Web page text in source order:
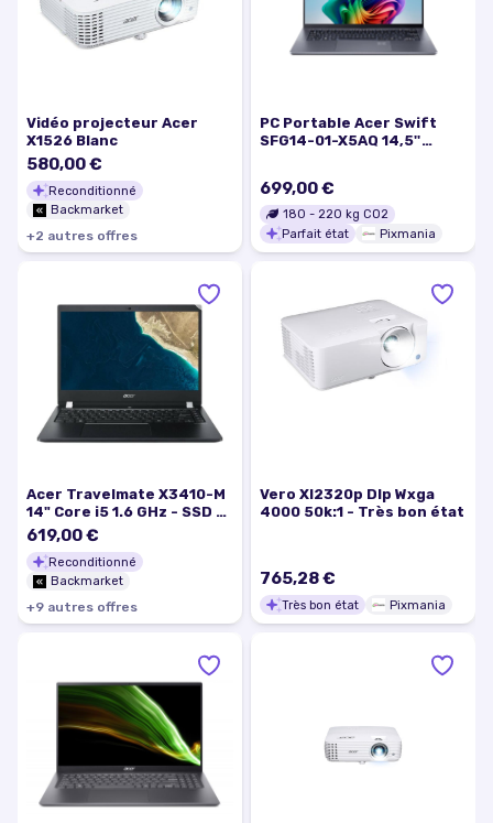
Vidéo projecteur Acer
X1526 Blanc
580,00 €
Reconditionné
Backmarket
+2 autres offres
PC Portable Acer Swift
SFG14-01-X5AQ 14,5''
état
699,00 €
180 - 220 kg CO2
Parfait état
Pixmania
Acer Travelmate X3410-M
14" Core i5 1.6 GHz - SSD 2
To - 8 Go QWERTY - Finnois
619,00 €
Reconditionné
Backmarket
+9 autres offres
Vero Xl2320p Dlp Wxga
4000 50k:1 - Très bon état
765,28 €
Très bon état Pixmania